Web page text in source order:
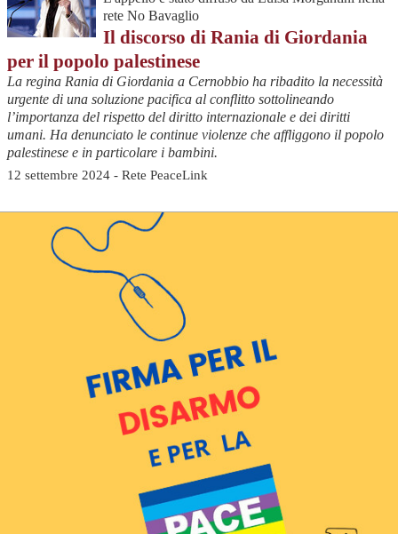
rete No Bavaglio
Il discorso di Rania di Giordania
per il popolo palestinese
La regina Rania di Giordania a Cernobbio ha ribadito la necessità
urgente di una soluzione pacifica al conflitto sottolineando
l’importanza del rispetto del diritto internazionale e dei diritti
umani. Ha denunciato le continue violenze che affliggono il popolo
palestinese e in particolare i bambini.
12 settembre 2024 - Rete PeaceLink